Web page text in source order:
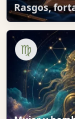
Rasgos,
♍